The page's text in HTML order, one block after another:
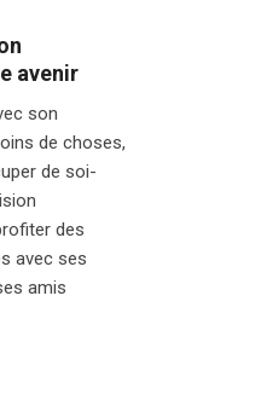
avenir
son
de choses,
de soi-
des
avec ses
amis